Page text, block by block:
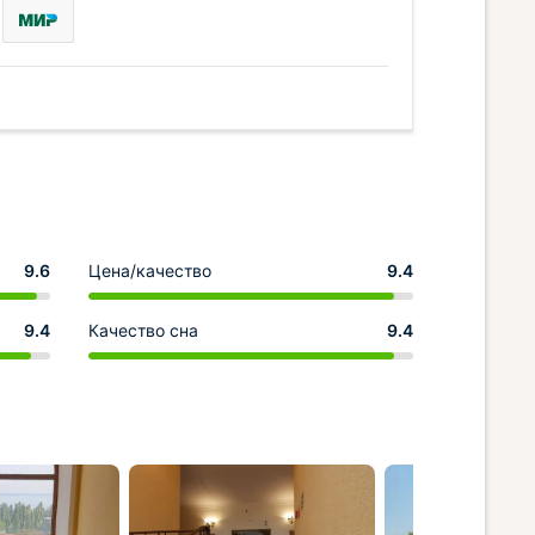
9.6 Цена/качество 9.4
9.4 Качество сна 9.4